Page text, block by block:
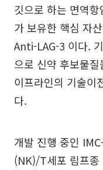
깃으로 하는 면역
가 보유한 핵심 자
Anti-LAG-3 이다.
으로 신약 후보물
이프라인의 기술이
다.
개발 진행 중인
(NK)/T세포 림프종